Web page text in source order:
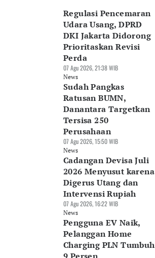
Regulasi Pencemaran
Udara Usang, DPRD
DKI Jakarta Didorong
Prioritaskan Revisi
Perda
07 Agu 2026, 21:38 WIB
News
Sudah Pangkas
Ratusan BUMN,
Danantara Targetkan
Tersisa 250
Perusahaan
07 Agu 2026, 15:50 WIB
News
Cadangan Devisa Juli
2026 Menyusut karena
Digerus Utang dan
Intervensi Rupiah
07 Agu 2026, 16:22 WIB
News
Pengguna EV Naik,
Pelanggan Home
Charging PLN Tumbuh